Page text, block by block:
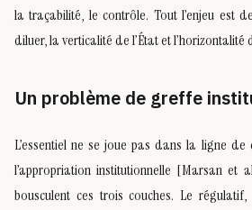
la traçabilité, le contrôle. Tout l’enjeu est
diluer, la verticalité de l’État et l’horizontalité
Un problème de greffe
L’essentiel ne se joue pas dans la ligne de
l’appropriation institutionnelle [Marsan et
bousculent ces trois couches. Le